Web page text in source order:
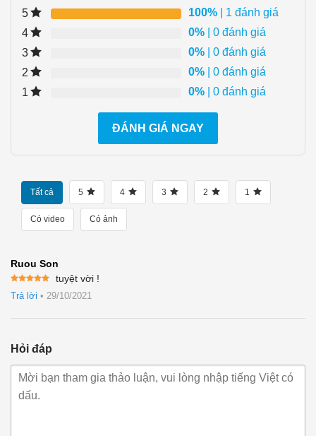
5 100% | 1 đánh giá
4
0% | 0 đánh giá
3
0% | 0 đánh giá
2
0% | 0 đánh giá
1
0% | 0 đánh giá
ĐÁNH GIÁ NGAY
Tất cả 5 4 3 2 1
Có video Có ảnh
Ruou Son
hạng55
tuyệt vời !
Trả lời • 29/10/2021
Hỏi đáp